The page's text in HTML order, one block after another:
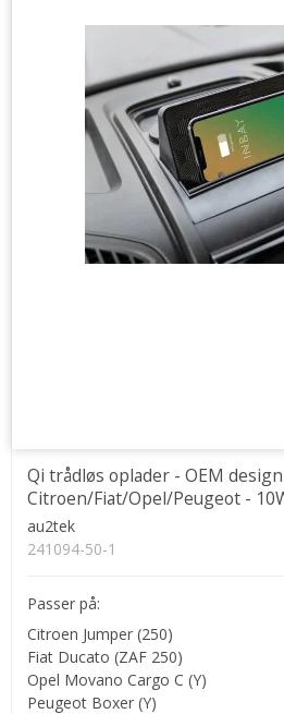
Qi trådløs oplader - OEM
Citroen/Fiat/Opel/Peugeot -
au2tek
241094-50-1
Passer på:
Citroen Jumper (250)
Fiat Ducato (ZAF 250)
Opel Movano Cargo C (Y)
Peugeot Boxer (Y)